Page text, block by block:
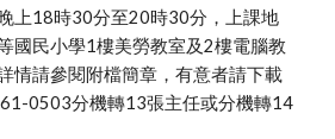
上18時30分至20時30分，上課地
國民小學1樓美勞教室及2樓電腦教
情請參閱附檔簡章，有意者請下載
0503分機轉13張主任或分機轉14